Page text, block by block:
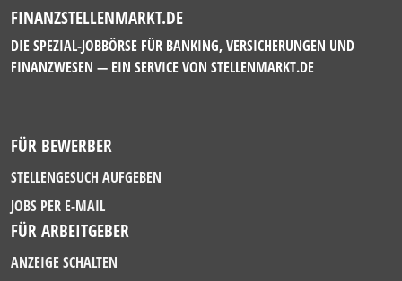
FINANZSTELLENMARKT.DE
DIE SPEZIAL-JOBBÖRSE FÜR BANKING, VERSICHERUNGEN UND
FINANZWESEN — EIN SERVICE VON STELLENMARKT.DE
FÜR BEWERBER
STELLENGESUCH AUFGEBEN
JOBS PER E-MAIL
FÜR ARBEITGEBER
ANZEIGE SCHALTEN